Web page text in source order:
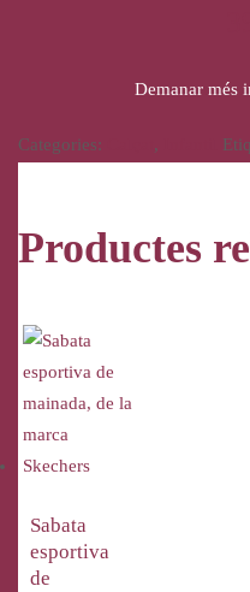
Demanar més
Categories: ,
Productes
Sabata
esportiva
de